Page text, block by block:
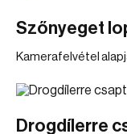
Szőnyeget
Kamerafelvétel
Drogdílerre